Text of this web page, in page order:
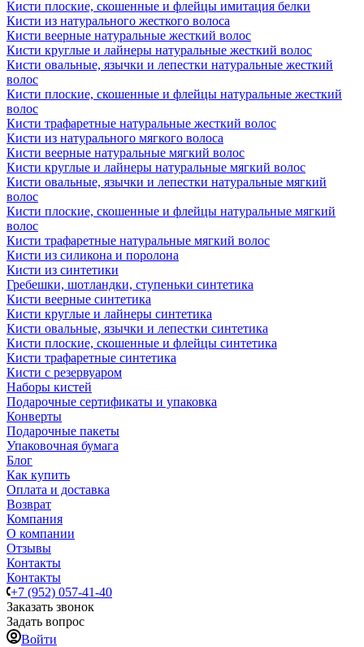
Кисти плоские, скошенные и флейцы имитация белки
Кисти из натурального жесткого волоса
Кисти веерные натуральные жесткий волос
Кисти круглые и лайнеры натуральные жесткий волос
Кисти овальные, язычки и лепестки натуральные жесткий
волос
Кисти плоские, скошенные и флейцы натуральные жесткий
волос
Кисти трафаретные натуральные жесткий волос
Кисти из натурального мягкого волоса
Кисти веерные натуральные мягкий волос
Кисти круглые и лайнеры натуральные мягкий волос
Кисти овальные, язычки и лепестки натуральные мягкий
волос
Кисти плоские, скошенные и флейцы натуральные мягкий
волос
Кисти трафаретные натуральные мягкий волос
Кисти из силикона и поролона
Кисти из синтетики
Гребешки, шотландки, ступеньки синтетика
Кисти веерные синтетика
Кисти круглые и лайнеры синтетика
Кисти овальные, язычки и лепестки синтетика
Кисти плоские, скошенные и флейцы синтетика
Кисти трафаретные синтетика
Кисти с резервуаром
Наборы кистей
Подарочные сертификаты и упаковка
Конверты
Подарочные пакеты
Упаковочная бумага
Блог
Как купить
Оплата и доставка
Возврат
Компания
О компании
Отзывы
Контакты
Контакты
+7 (952) 057-41-40
Заказать звонок
Задать вопрос
Войти